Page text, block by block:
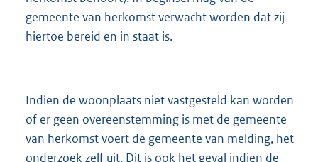
gemeente van herkomst verwacht worden dat zij
hiertoe bereid en in staat is.
Indien de woonplaats niet vastgesteld kan worden
of er geen overeenstemming is met de gemeente
van herkomst voert de gemeente van melding, het
onderzoek zelf uit. Dit is ook het geval indien de